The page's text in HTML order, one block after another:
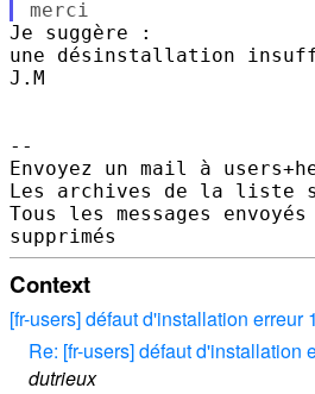
Je suggère :
une désinstallation
J.M
--
Envoyez un mail à
Les archives de la liste
Tous les messages
Context
[fr-users] défaut d'installation erreur
Re: [fr-users] défaut d'installation
dutrieux